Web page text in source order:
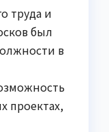
труда и
был
в
проектах,